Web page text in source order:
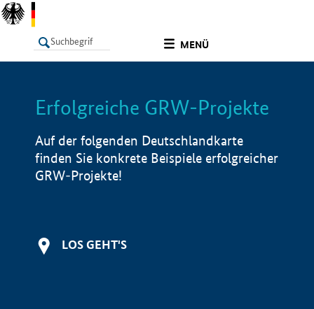
MENÜ
LISTE Info
Erfolgreiche GRW-Projekte
Auf der folgenden Deutschlandkarte
finden Sie konkrete Beispiele erfolgreicher
GRW-Projekte!
LOS GEHT'S